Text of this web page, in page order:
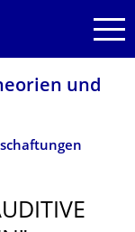
und